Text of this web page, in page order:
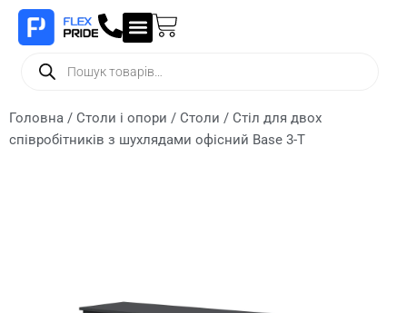
Головна / Столи і опори / Столи / Стіл для двох
співробітників з шухлядами офісний Base 3-T